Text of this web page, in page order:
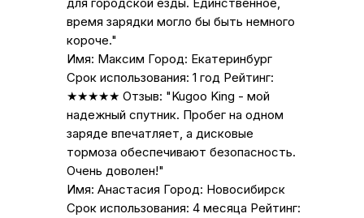
для городской езды. Единственное,
время зарядки могло бы быть немного
короче."
Имя: Максим Город: Екатеринбург
Срок использования: 1 год Рейтинг:
★★★★★ Отзыв: "Kugoo King - мой
надежный спутник. Пробег на одном
заряде впечатляет, а дисковые
тормоза обеспечивают безопасность.
Очень доволен!"
Имя: Анастасия Город: Новосибирск
Срок использования: 4 месяца Рейтинг: